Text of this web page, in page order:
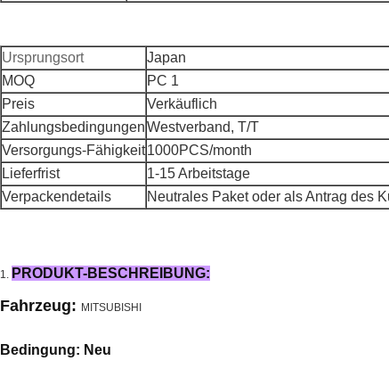
Ursprungsort
Japan
MOQ
PC 1
Preis
Verkäuflich
ZahlungsbedingungenWestverband, T/T
Versorgungs-Fähigkeit1000PCS/month
Lieferfrist
1-15 Arbeitstage
Verpackendetails
Neutrales Paket oder als Antrag des
1. PRODUKT-BESCHREIBUNG:
Fahrzeug: MITSUBISHI
Bedingung: Neu